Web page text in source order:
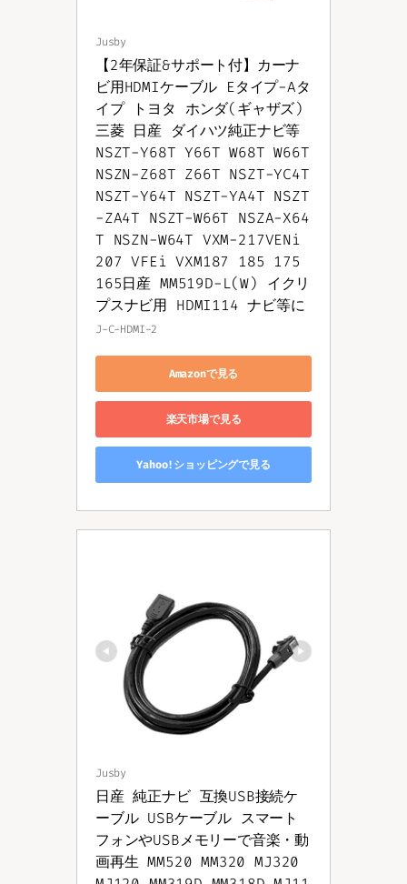
Jusby
【2年保証&サポート付】カーナ
ビ用HDMIケーブル Eタイプ-Aタ
イプ トヨタ ホンダ(ギャザズ)
三菱 日産 ダイハツ純正ナビ等
NSZT-Y68T Y66T W68T W66T
NSZN-Z68T Z66T NSZT-YC4T
NSZT-Y64T NSZT-YA4T NSZT
-ZA4T NSZT-W66T NSZA-X64
T NSZN-W64T VXM-217VENi
207 VFEi VXM187 185 175
165日産 MM519D-L(W) イクリ
プスナビ用 HDMI114 ナビ等に
J-C-HDMI-2
Amazonで見る
楽天市場で見る
Yahoo!ショッピングで見る
Jusby
日産 純正ナビ 互換USB接続ケ
ーブル USBケーブル スマート
フォンやUSBメモリーで音楽・動
画再生 MM520 MM320 MJ320